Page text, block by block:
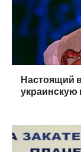
Настоящий
украинскую